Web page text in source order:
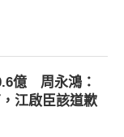
億 周永鴻：
江啟臣該道歉